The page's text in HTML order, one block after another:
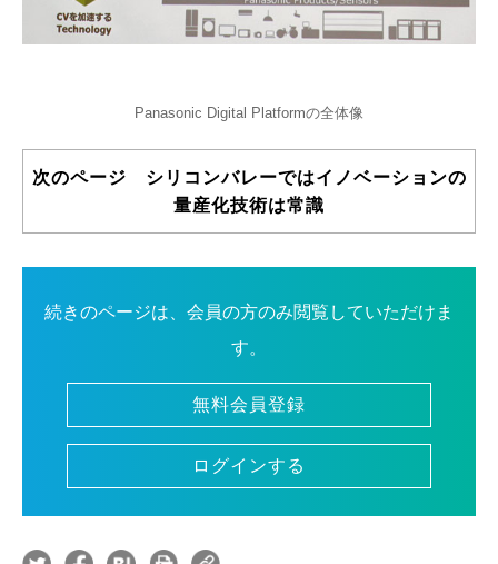
Panasonic Digital Platformの全体像
次のページ シリコンバレーではイノベーションの
量産化技術は常識
続きのページは、会員の方のみ閲覧していただけま
す。
無料会員登録
ログインする